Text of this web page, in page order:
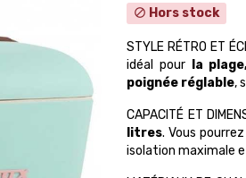
block Hors stock
STYLE RÉTRO ET
idéal pour
la
poignée réglable,
CAPACITÉ ET
litres. Vous
isolation maximale